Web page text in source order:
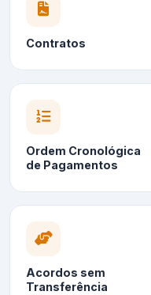
Contratos
Ordem Cronológica
de Pagamentos
Acordos sem
Transferência